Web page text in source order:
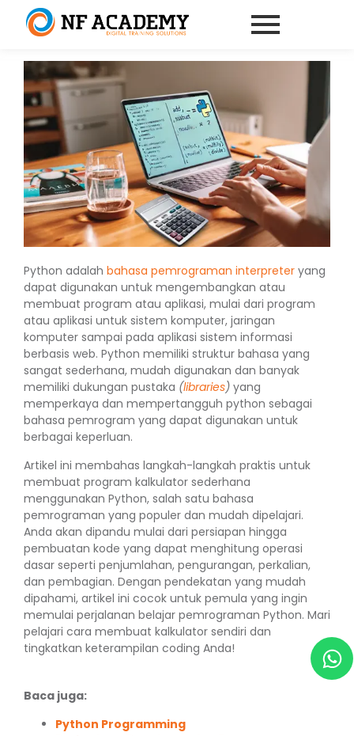
Python adalah bahasa pemrograman interpreter yang
dapat digunakan untuk mengembangkan atau
membuat program atau aplikasi, mulai dari program
atau aplikasi untuk sistem komputer, jaringan
komputer sampai pada aplikasi sistem informasi
berbasis web. Python memiliki struktur bahasa yang
sangat sederhana, mudah digunakan dan banyak
memiliki dukungan pustaka (libraries) yang
memperkaya dan mempertangguh python sebagai
bahasa pemrogram yang dapat digunakan untuk
berbagai keperluan.
Artikel ini membahas langkah-langkah praktis untuk
membuat program kalkulator sederhana
menggunakan Python, salah satu bahasa
pemrograman yang populer dan mudah dipelajari.
Anda akan dipandu mulai dari persiapan hingga
pembuatan kode yang dapat menghitung operasi
dasar seperti penjumlahan, pengurangan, perkalian,
dan pembagian. Dengan pendekatan yang mudah
dipahami, artikel ini cocok untuk pemula yang ingin
memulai perjalanan belajar pemrograman Python. Mari
pelajari cara membuat kalkulator sendiri dan
tingkatkan keterampilan coding Anda!
Baca juga:
Python Programming